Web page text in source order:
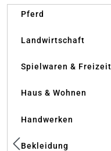
Pferd
Landwirtschaft
Spielwaren & Freizeit
Haus & Wohnen
Handwerken
Bekleidung
Bildergalerie